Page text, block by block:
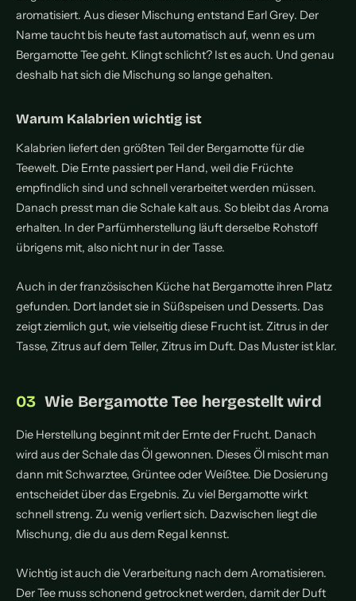
aromatisiert. Aus dieser Mischung entstand Earl Grey. Der
Name taucht bis heute fast automatisch auf, wenn es um
Bergamotte Tee geht. Klingt schlicht? Ist es auch. Und genau
deshalb hat sich die Mischung so lange gehalten.
Warum Kalabrien wichtig ist
Kalabrien liefert den größten Teil der Bergamotte für die
Teewelt. Die Ernte passiert per Hand, weil die Früchte
empfindlich sind und schnell verarbeitet werden müssen.
Danach presst man die Schale kalt aus. So bleibt das Aroma
erhalten. In der Parfümherstellung läuft derselbe Rohstoff
übrigens mit, also nicht nur in der Tasse.
Auch in der französischen Küche hat Bergamotte ihren Platz
gefunden. Dort landet sie in Süßspeisen und Desserts. Das
zeigt ziemlich gut, wie vielseitig diese Frucht ist. Zitrus in der
Tasse, Zitrus auf dem Teller, Zitrus im Duft. Das Muster ist klar.
Wie Bergamotte Tee hergestellt wird
Die Herstellung beginnt mit der Ernte der Frucht. Danach
wird aus der Schale das Öl gewonnen. Dieses Öl mischt man
dann mit Schwarztee, Grüntee oder Weißtee. Die Dosierung
entscheidet über das Ergebnis. Zu viel Bergamotte wirkt
schnell streng. Zu wenig verliert sich. Dazwischen liegt die
Mischung, die du aus dem Regal kennst.
Wichtig ist auch die Verarbeitung nach dem Aromatisieren.
Der Tee muss schonend getrocknet werden, damit der Duft